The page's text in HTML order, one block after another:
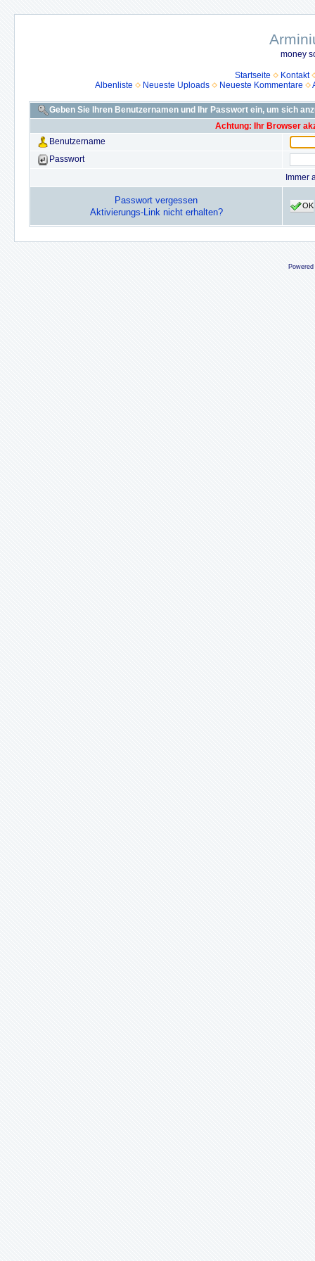
money
Startseite
Kontakt
Albenliste
Neueste Uploads Neueste Kommentare
Geben Sie Ihren Benutzernamen und Ihr Passwort ein, um sich
Achtung: Ihr Browser
Benutzername
Passwort
Immer
Passwort vergessen
Aktivierungs-Link nicht erhalten?
OK